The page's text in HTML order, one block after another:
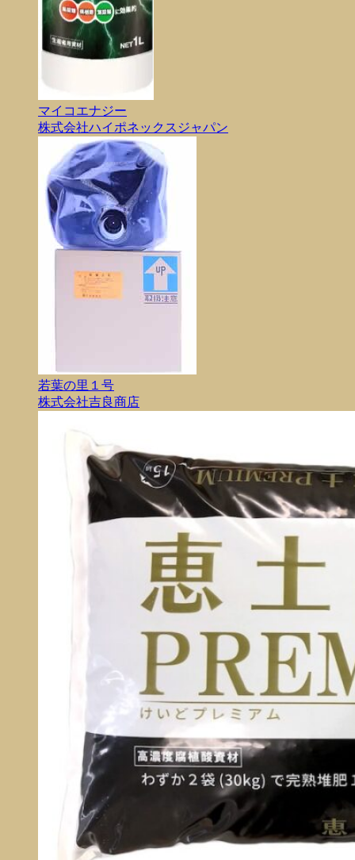
マイコエナジー
株式会社ハイポネックスジャパン
若葉の里１号
株式会社吉良商店